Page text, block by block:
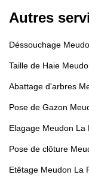
Autres
Déssouchage
Taille de Haie
Abattage d'arbres
Pose de Gazon
Elagage Meudon La
Pose de clôture
Etêtage Meudon La